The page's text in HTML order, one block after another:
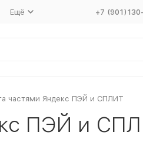
Ещё +7
частями Яндекс ПЭЙ и СПЛИТ
ПЭЙ и